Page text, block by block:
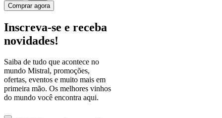
Comprar agora
Inscreva-se e receba
novidades!
Saiba de tudo que acontece no
mundo Mistral, promoções,
ofertas, eventos e muito mais em
primeira mão. Os melhores vinhos
do mundo você encontra aqui.